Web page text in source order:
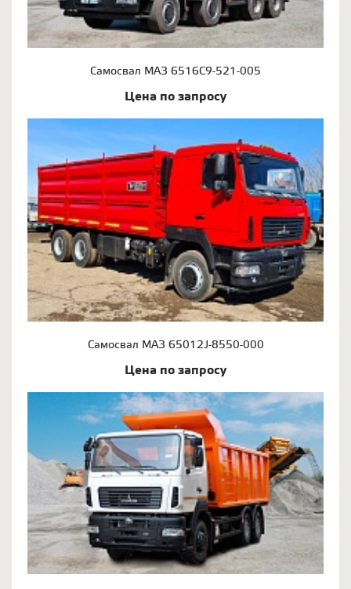
Самосвал МАЗ 6516С9-521-005
Цена по запросу
Самосвал МАЗ 65012J-8550-000
Цена по запросу